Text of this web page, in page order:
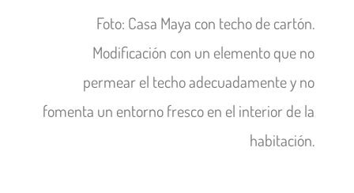
Foto: Casa Maya con techo de cartón.
Modificación con un elemento que no
permear el techo adecuadamente y no
fomenta un entorno fresco en el interior de la
habitación.